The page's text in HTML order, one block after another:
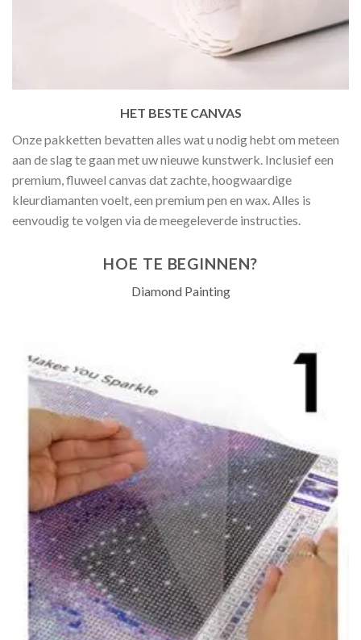
HET BESTE CANVAS
Onze pakketten bevatten alles wat u nodig hebt om meteen
aan de slag te gaan met uw nieuwe kunstwerk. Inclusief een
premium, fluweel canvas dat zachte, hoogwaardige
kleurdiamanten voelt, een premium pen en wax. Alles is
eenvoudig te volgen via de meegeleverde instructies.
HOE TE BEGINNEN?
Diamond Painting